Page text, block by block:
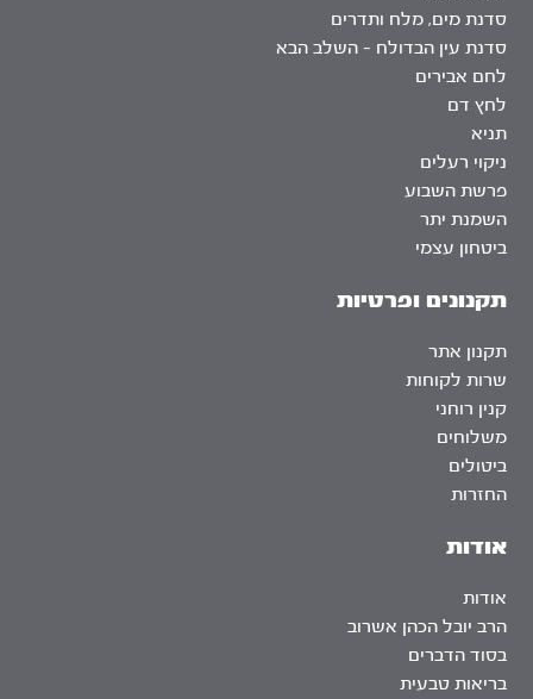
אודות
אודות
הרב יובל הכהן אשרוב
בסוד הדברים
בריאות טבעית
סדנת מים, מלח ותדרים
סדנת עין הבדולח – השלב הבא
לחם אבירים
לחץ דם
תניא
ניקוי רעלים
פרשת השבוע
השמנת יתר
ביטחון עצמי
תקנונים ופרטיות
תקנון אתר
שרות לקוחות
קנין רוחני
משלוחים
ביטולים
החזרות